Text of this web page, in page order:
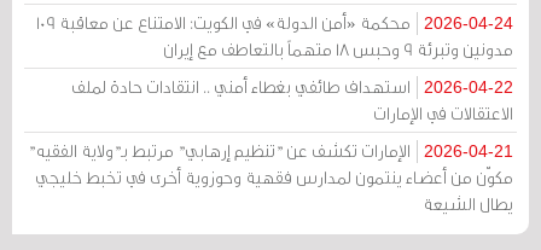
2026-04-24
محكمة «أمن الدولة» في الكويت: الامتناع عن معاقبة 109
مدونين وتبرئة 9 وحبس 18 متهماً بالتعاطف مع إيران
2026-04-22
استهداف طائفي بغطاء أمني .. انتقادات حادة لملف
الاعتقالات في الإمارات
2026-04-21
الإمارات تكشف عن "تنظيم إرهابي" مرتبط بـ"ولاية الفقيه"
مكوّن من أعضاء ينتمون لمدارس فقهية وحوزوية أخرى في تخبط خليجي
يطال الشيعة